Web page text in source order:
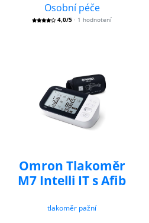
Osobní péče
4,0/5 · 1 hodnotení
Omron Tlakoměr
M7 Intelli IT s Afib
tlakoměr pažní